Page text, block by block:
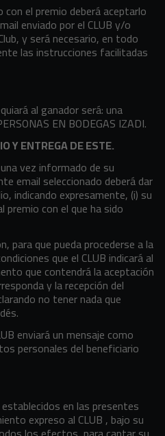
el premio deberá aceptarlo
enviado por el CLUB y/o
y será necesario, en todo
las instrucciones facilitadas
al ganador será: una
EN BODEGAS IZADI.
Y ENTREGA DE ESTE.
vez informado de su
email seleccionado deberá dar
indicando expresamente, (i) su
premio con el que ha sido
que pueda procederse a la
que el CLUB indicará al
que contendrá la aceptación
y la recepción del
no tener nada que
enviará un mensaje como
personales del beneficiario
en las presentes
expreso al CLUB , bajo su